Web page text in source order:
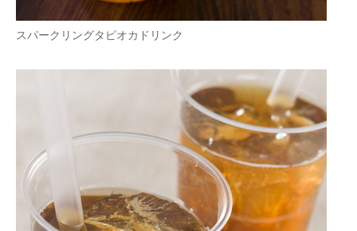
スパークリングタピオカドリンク